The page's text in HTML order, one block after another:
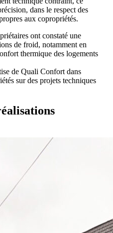
dans le respect des
aux copropriétés.
ont constaté une
de froid, notamment en
thermique des logements
de Quali Confort dans
sur des projets techniques